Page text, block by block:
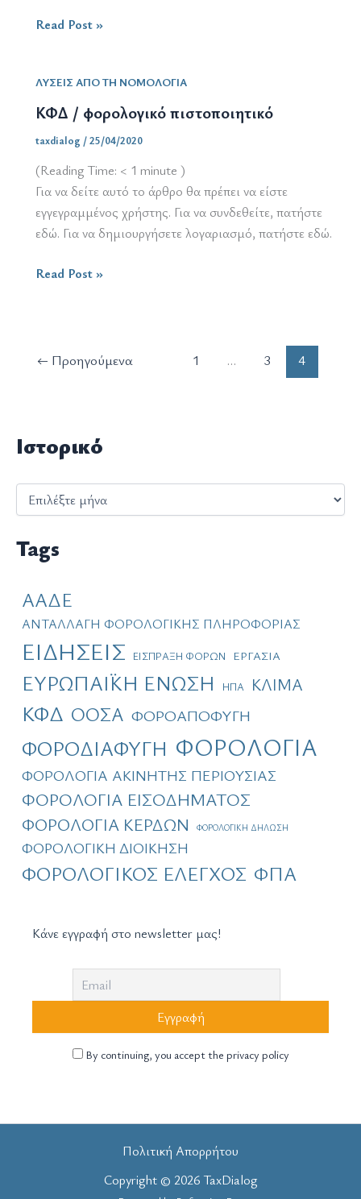
Φορολογία
Read Post »
ΛΥΣΕΙΣ ΑΠΟ ΤΗ ΝΟΜΟΛΟΓΙΑ
ΚΦΔ / φορολογικό πιστοποιητικό
taxdialog /25/04/2020
(Reading Time: < 1 minute )
Για να δείτε αυτό το άρθρο θα πρέπει να είστε
εγγεγραμμένος χρήστης. Για να συνδεθείτε, πατήστε
εδώ. Για να δημιουργήσετε λογαριασμό, πατήστε εδώ.
ΚΦΔ
Read Post »
← Προηγούμενα 1 … 3 4
Ιστορικό
Ι
ο
Tags
ΑΑΔΕ
ΑΝΤΑΛΛΑΓΗ ΦΟΡΟΛΟΓΙΚΗΣ ΠΛΗΡΟΦΟΡΙΑΣ
ΕΙΔΗΣΕΙΣ ΕΙΣΠΡΑΞΗ ΦΟΡΩΝ ΕΡΓΑΣΙΑ
ΕΥΡΩΠΑΪΚΗ ΕΝΩΣΗ ΗΠΑ ΚΛΙΜΑ
ΚΦΔ ΟΟΣΑ ΦΟΡΟΑΠΟΦΥΓΗ
ΦΟΡΟΔΙΑΦΥΓΗ ΦΟΡΟΛΟΓΙΑ
ΦΟΡΟΛΟΓΙΑ ΑΚΙΝΗΤΗΣ ΠΕΡΙΟΥΣΙΑΣ
ΦΟΡΟΛΟΓΙΑ ΕΙΣΟΔΗΜΑΤΟΣ
ΦΟΡΟΛΟΓΙΑ ΚΕΡΔΩΝ ΦΟΡΟΛΟΓΙΚΗ ΔΗΛΩΣΗ
ΦΟΡΟΛΟΓΙΚΗ ΔΙΟΙΚΗΣΗ
ΦΟΡΟΛΟΓΙΚΟΣ ΕΛΕΓΧΟΣ ΦΠΑ
Κάνε εγγραφή στο newsletter μας!
By continuing, you accept the privacy policy
Πολιτική Απορρήτου
Copyright © 2026 TaxDialog